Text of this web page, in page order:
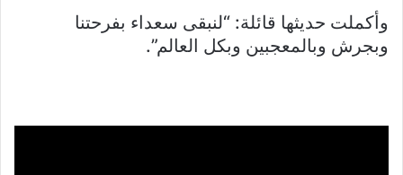
وأكملت حديثها قائلة: “لنبقى سعداء بفرحتنا
وبجرش وبالمعجبين وبكل العالم”.